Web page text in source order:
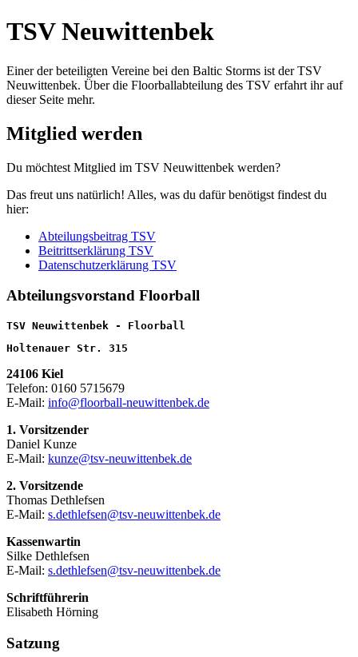
TSV Neuwittenbek
Einer der beteiligten Vereine bei den Baltic Storms ist der TSV
Neuwittenbek. Über die Floorballabteilung des TSV erfahrt ihr auf
dieser Seite mehr.
Mitglied werden
Du möchtest Mitglied im TSV Neuwittenbek werden?
Das freut uns natürlich! Alles, was du dafür benötigst findest du
hier:
Abteilungsbeitrag TSV
Beitrittserklärung TSV
Datenschutzerklärung TSV
Abteilungsvorstand Floorball
TSV Neuwittenbek - Floorball
Holtenauer Str. 315
24106 Kiel
Telefon: 0160 5715679
E-Mail: info@floorball-neuwittenbek.de
1. Vorsitzender
Daniel Kunze
E-Mail: kunze@tsv-neuwittenbek.de
2. Vorsitzende
Thomas Dethlefsen
E-Mail: s.dethlefsen@tsv-neuwittenbek.de
Kassenwartin
Silke Dethlefsen
E-Mail: s.dethlefsen@tsv-neuwittenbek.de
Schriftführerin
Elisabeth Hörning
Satzung